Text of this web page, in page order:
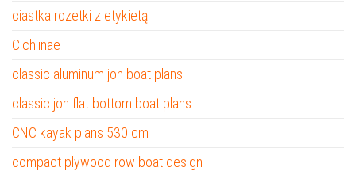
ciastka rozetki z etykietą
Cichlinae
classic aluminum jon boat plans
classic jon flat bottom boat plans
CNC kayak plans 530 cm
compact plywood row boat design